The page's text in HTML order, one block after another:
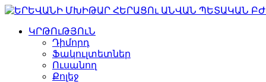
ԿՐԹՈւԹՅՈւՆ
Դիմորդ
Ֆակուլտետներ
Ուսանող
Քոլեջ